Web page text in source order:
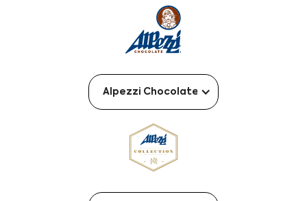
Alpezzi Chocolate